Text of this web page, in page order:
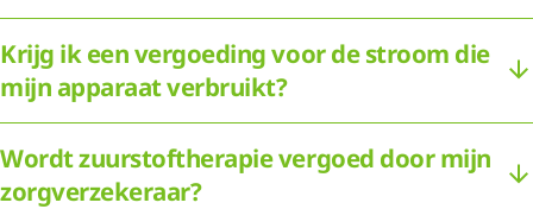
Krijg ik een vergoeding voor de stroom die
mijn apparaat verbruikt?
Wordt zuurstoftherapie vergoed door mijn
zorgverzekeraar?